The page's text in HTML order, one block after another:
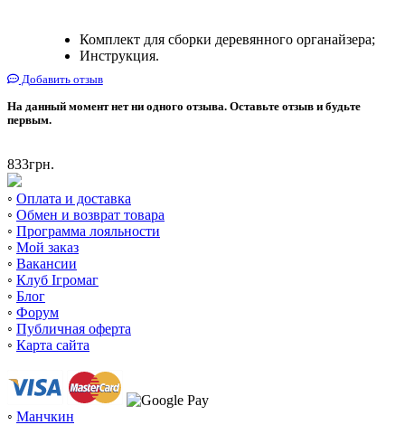
Комплект для сборки деревянного органайзера;
Инструкция.
Добавить отзыв
На данный момент нет ни одного отзыва. Оставьте отзыв и будьте
первым.
833грн.
◦ Оплата и доставка
◦ Обмен и возврат товара
◦ Программа лояльности
◦ Мой заказ
◦ Вакансии
◦ Клуб Ігромаг
◦ Блог
◦ Форум
◦ Публичная оферта
◦ Карта сайта
◦ Манчкин